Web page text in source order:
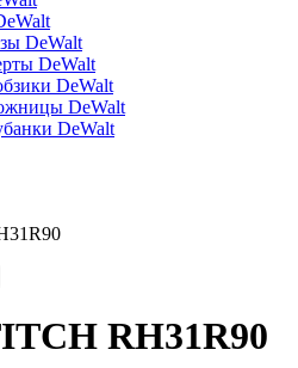
DeWalt
DeWalt
DeWalt
DeWalt
DeWalt
RH31R90